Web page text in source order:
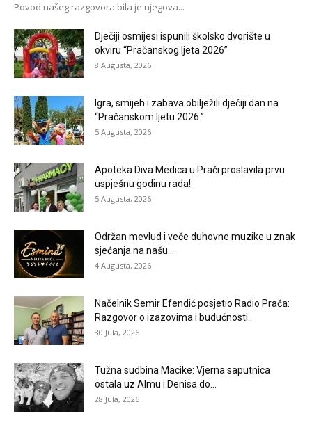
Povod našeg razgovora bila je njegova...
Dječiji osmijesi ispunili školsko dvorište u
okviru “Pračanskog ljeta 2026”
8 Augusta, 2026
Igra, smijeh i zabava obilježili dječiji dan na
“Pračanskom ljetu 2026.”
5 Augusta, 2026
Apoteka Diva Medica u Prači proslavila prvu
uspješnu godinu rada!
5 Augusta, 2026
Održan mevlud i veče duhovne muzike u znak
sjećanja na našu...
4 Augusta, 2026
Načelnik Semir Efendić posjetio Radio Prača:
Razgovor o izazovima i budućnosti...
30 Jula, 2026
Tužna sudbina Macike: Vjerna saputnica
ostala uz Almu i Denisa do...
28 Jula, 2026